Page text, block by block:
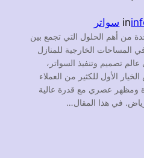
in سواتر
من أهم الحلول التي تجمع بين
المساحات الخارجية للمنازل
تصميم وتنفيذ السواتر،
الأول للكثير من العملاء
ومظهر عصري مع قدرة عالية
في هذا المقال…